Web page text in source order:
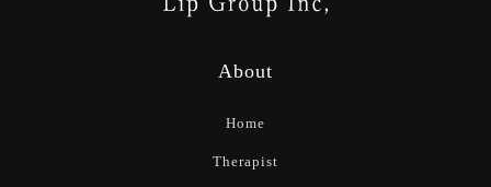
About
Home
Therapist